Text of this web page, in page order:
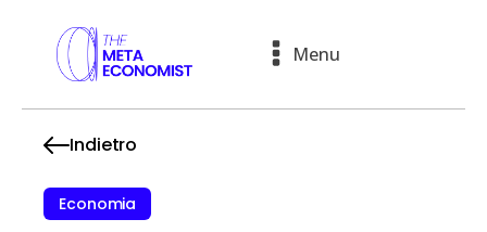
Menu
Indietro
Economia